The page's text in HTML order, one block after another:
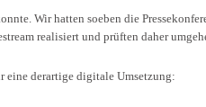
Wir hatten soeben die
realisiert und prüften daher
eine derartige digitale Umsetzung: